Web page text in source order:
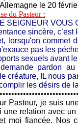
le 20
du Pasteur :
SEIGNEUR VOUS
sincère,
lorsqu'on commet
pas les
sexuels avant
pardon
créature, IL nous
les désirs de
Pasteur, je suis
une relation avec
moi fiancée. Nos